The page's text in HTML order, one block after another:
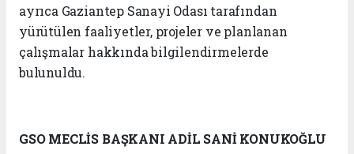
ayrıca Gaziantep Sanayi Odası tarafından
yürütülen faaliyetler, projeler ve planlanan
çalışmalar hakkında bilgilendirmelerde
bulunuldu.
GSO MECLİS BAŞKANI ADİL SANİ KONUKOĞLU